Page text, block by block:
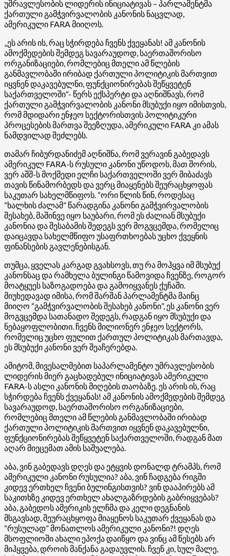
უმრავლესობის ლიდერის ინიციატივას – პარლამენტმა
ქართული გამჭვირვალობის კანონის ნაცვლად,
ამერიკული FARA მიიღოს.
„ეს არის ის, რაც სჭირდება ჩვენს ქვეყანას! ამ კანონის
ამოქმედების შემდეგ სავარაუდოდ, საერთაშორისო
ორგანიზაციები, რომლებიც მთელი ამ წლების
განმავლობაში ირიბად ქართული პოლიტიკის მართვით
იყვნენ დაკავებულნი, ფუნქციონირებას შეწყვეტენ
საქართველოში“- წერს ექსპერტი და აღნიშნავს, რომ
ქართული გამჭვირვალობის კანონი მსუბუქი იყო იმისთვის,
რომ მდიდარი ენჯეო სექტორისთვის პოლიტიკური
პროცესების მართვა შეეზღუდა, ამერიკული FARA კი ამას
ნამდვილად შეძლებს.
თამარ ჩიბურდანიძემ აღნიშნა, რომ ვერავინ გაბედავს
ამერიკულ FARA-ს რუსული კანონი უწოდოს, მათ შორის,
ვერ აშშ-ს მოქმედი ელჩი საქართველოში ვერ მიბაძავს
თავის წინამორბედს და ვერც მიაყენებს შეურაცხყოფას
საკუთარ სახელმწიფოს. “ორი წლის წინ, როდესაც
“ხალხის ძალამ” წარადგინა კანონი გამჭვირვალობის
შესახებ, მაშინვე იყო საუბარი, რომ ეს ძალიან მსუბუქი
კანონია და შესაბამის შედეგს ვერ მოგვცემდა, რომელიც
დაიცავდა სახელმწიფო უსაფრთხოებას უცხო ქვეყნის
ფინანსების გავლენებისგან.
თუმცა, ყველას კარგად გვახსოვს, თუ რა მოჰყვა იმ მსუბუქ
კანონსაც და რამხელა ბულინგი წამოვიდა ჩვენზე, როგორ
მოატყუეს საზოგადოება და გამოიყვანეს ქუჩაში.
მიუხედავად იმისა, რომ შარშან პარლამენტმა მაინც
მიიღო “გამჭვირვალობის შესახებ კანონი”, ეს კანონი ვერ
მოგვცემდა სათანადო შედეგს, რადგან იყო მსუბუქი და
ნებაყოფლობითი. ჩვენს მილიონერ ენჯეო სექტორს,
რომელიც უცხო ფულით ქართულ პოლიტიკას მართავდა,
ეს მსუბუქი კანონი ვერ შეაჩერებდა.
ამიტომ, მივესალმებით საპარლამენტო უმრავლესობის
ლიდერის მიერ გაცხადებულ ინიციატივას ამერიკული
FARA-ს ასლი კანონის მიღების თაობაზე. ეს არის ის, რაც
სჭირდება ჩვენს ქვეყანას! ამ კანონის ამოქმედების შემდეგ
სავარაუდოდ, საერთაშორისო ორგანიზაციები,
რომლებიც მთელი ამ წლების განმავლობაში ირიბად
ქართული პოლიტიკის მართვით იყვნენ დაკავებულნი,
ფუნქციონირებას შეწყვეტენ საქართველოში, რადგან მათ
აღარ მიეცემათ ამის საშუალება.
აბა, ვინ გაბედავს დღეს და ეტყვის დონალდ ტრამპს, რომ
ამერიკული კანონი რუსულია? აბა, ვინ ჩადგება რიგში
კიდევ ერთხელ ჩვენი ბულინგისთვის? ვინ დააპირებს ამ
საკითხზე კიდევ ერთხელ ახალგაზრდების გაბრიყვებას?
აბა, გაბედოს ამერიკის ელჩმა და კელი დეგნანის
მსგავსად, შეურაცხყოფა მიაყენოს საკუთარ ქვეყანას და
“რუსულად” მონათლოს ამერიკული კანონი?! დღეს
მსოფლიოში ახალი ეპოქა დაიწყო და ვინც ამ წესებს არ
მიჰყვება, დროის მანქანა გადაუვლის. ჩვენ კი, სულ მალე,